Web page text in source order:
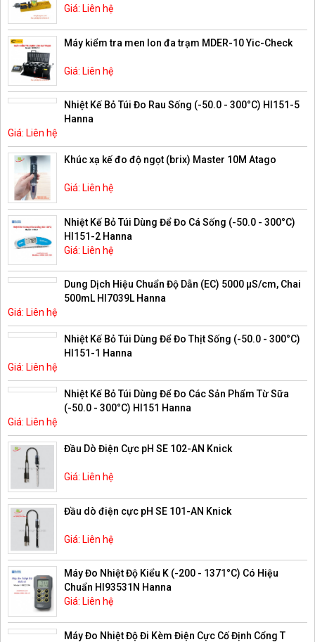
Giá: Liên hệ
Máy kiểm tra men lon đa trạm MDER-10 Yic-Check
Giá: Liên hệ
Nhiệt Kế Bỏ Túi Đo Rau Sống (-50.0 - 300°C) HI151-5
Hanna
Giá: Liên hệ
Khúc xạ kế đo độ ngọt (brix) Master 10M Atago
Giá: Liên hệ
Nhiệt Kế Bỏ Túi Dùng Để Đo Cá Sống (-50.0 - 300°C)
HI151-2 Hanna
Giá: Liên hệ
Dung Dịch Hiệu Chuẩn Độ Dẫn (EC) 5000 µS/cm, Chai
500mL HI7039L Hanna
Giá: Liên hệ
Nhiệt Kế Bỏ Túi Dùng Để Đo Thịt Sống (-50.0 - 300°C)
HI151-1 Hanna
Giá: Liên hệ
Nhiệt Kế Bỏ Túi Dùng Để Đo Các Sản Phẩm Từ Sữa
(-50.0 - 300°C) HI151 Hanna
Giá: Liên hệ
Đầu Dò Điện Cực pH SE 102-AN Knick
Giá: Liên hệ
Đầu dò điện cực pH SE 101-AN Knick
Giá: Liên hệ
Máy Đo Nhiệt Độ Kiểu K (-200 - 1371°C) Có Hiệu
Chuẩn HI93531N Hanna
Giá: Liên hệ
Máy Đo Nhiệt Độ Đi Kèm Điện Cực Cố Định Cổng T